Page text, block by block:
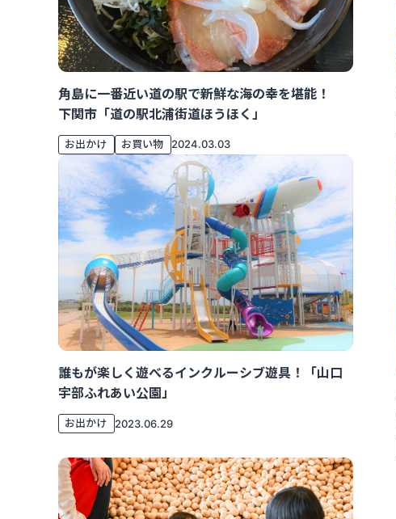
角島に一番近い道の駅で新鮮な海の幸を堪能！
下関市「道の駅北浦街道ほうほく」
お出かけ お買い物 2024.03.03
誰もが楽しく遊べるインクルーシブ遊具！「山口
宇部ふれあい公園」
お出かけ 2023.06.29